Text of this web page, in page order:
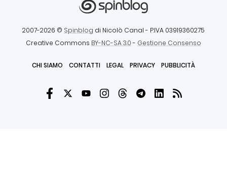
2007-2026 © Spinblog di Nicolò Canal - P.IVA 03919360275
Creative Commons BY-NC-SA 3.0- Gestione Consenso
CHI SIAMO CONTATTI LEGAL PRIVACY PUBBLICITÀ